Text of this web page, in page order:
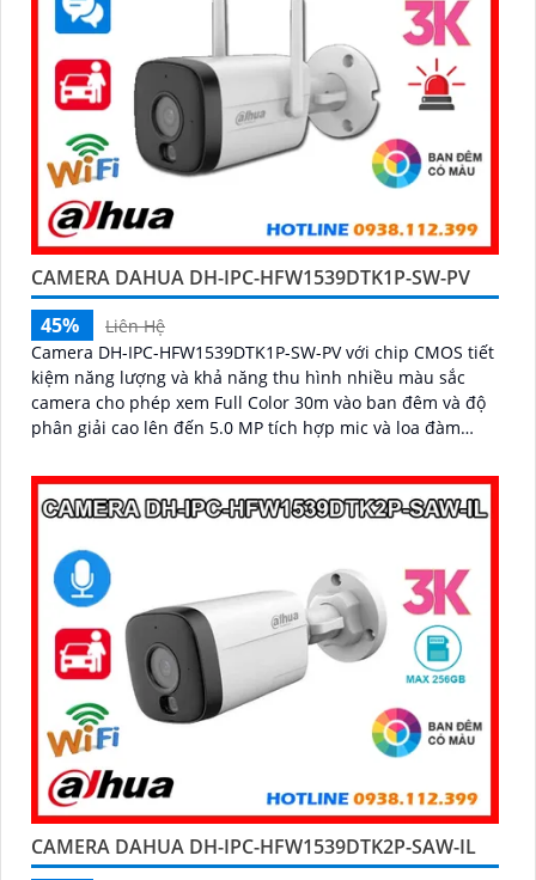
CAMERA DAHUA DH-IPC-HFW1539DTK1P-SW-PV
45%
Liên Hệ
Camera DH-IPC-HFW1539DTK1P-SW-PV với chip CMOS tiết
kiệm năng lượng và khả năng thu hình nhiều màu sắc
camera cho phép xem Full Color 30m vào ban đêm và độ
phân giải cao lên đến 5.0 MP tích hợp mic và loa đàm
CAMERA DAHUA DH-IPC-HFW1539DTK2P-SAW-IL